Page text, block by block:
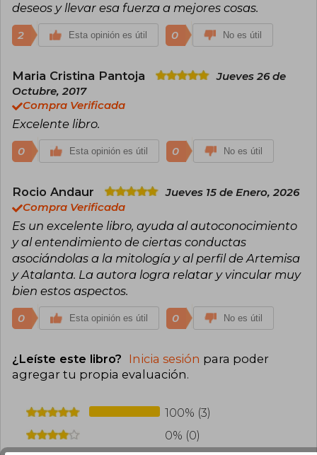
deseos y llevar esa fuerza a mejores cosas.
2 Esta opinión es útil 0 No es útil
Maria Cristina Pantoja
Jueves 26 de
Octubre, 2017
Compra Verificada
Excelente libro.
0 Esta opinión es útil 0 No es útil
Rocio Andaur
Jueves 15 de Enero, 2026
Compra Verificada
Es un excelente libro, ayuda al autoconocimiento
y al entendimiento de ciertas conductas
asociándolas a la mitología y al perfil de Artemisa
y Atalanta. La autora logra relatar y vincular muy
bien estos aspectos.
0 Esta opinión es útil 0 No es útil
¿Leíste este libro? Inicia sesión para poder
agregar tu propia evaluación.
100% (3)
0% (0)